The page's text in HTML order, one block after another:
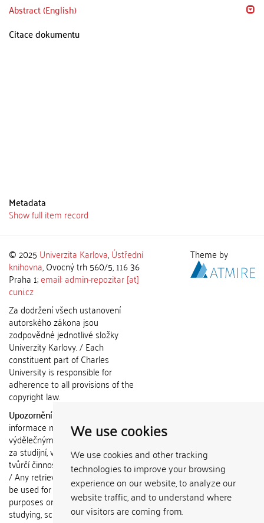
We use cookies
We use cookies and other tracking
technologies to improve your browsing
experience on our website, to analyze our
website traffic, and to understand where
our visitors are coming from.
Abstract (English)
Citace dokumentu
Metadata
Show full item record
© 2025 Univerzita Karlova,Ústřední
knihovna, Ovocný trh 560/5, 116 36
Praha 1;email: admin-repozitar [at]
cuni.cz
Za dodržení všech ustanovení
autorského zákona jsou
zodpovědné jednotlivé složky
Univerzity Karlovy. / Each
constituent part of Charles
University is responsible for
adherence to all provisions of the
copyright law.
Upozornění / Notice:
informace nemohou být použity k
výdělečným účelům nebo vydávány
za studijní, vědeckou nebo jinou
tvůrčí činnost jiné osoby než autora.
/ Any retrieved information shall not
be used for any commercial
purposes or claimed as results of
studying, scientific or any other
Theme by